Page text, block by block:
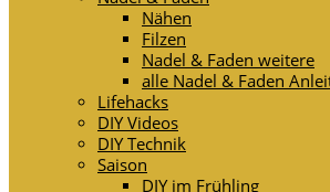
Nähen
Filzen
Nadel & Faden weitere
alle Nadel & Faden
Lifehacks
DIY Videos
DIY Technik
Saison
DIY im Frühling